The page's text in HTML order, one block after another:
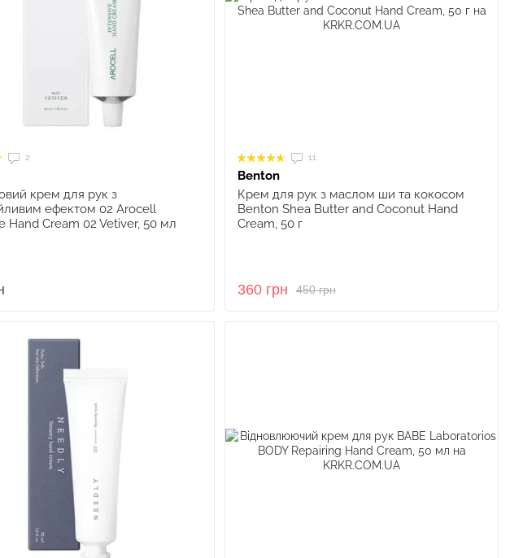
2
крем для рук з
ефектом 02 Arocell
Hand Cream 02 Vetiver, 50 мл
11
Benton
Крем для рук з маслом ши та кокосом
Benton Shea Butter and Coconut Hand
Cream, 50 г
450 грн
360 грн